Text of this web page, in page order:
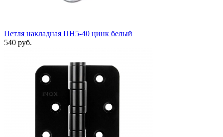
Петля накладная ПН5-40 цинк белый
540 руб.